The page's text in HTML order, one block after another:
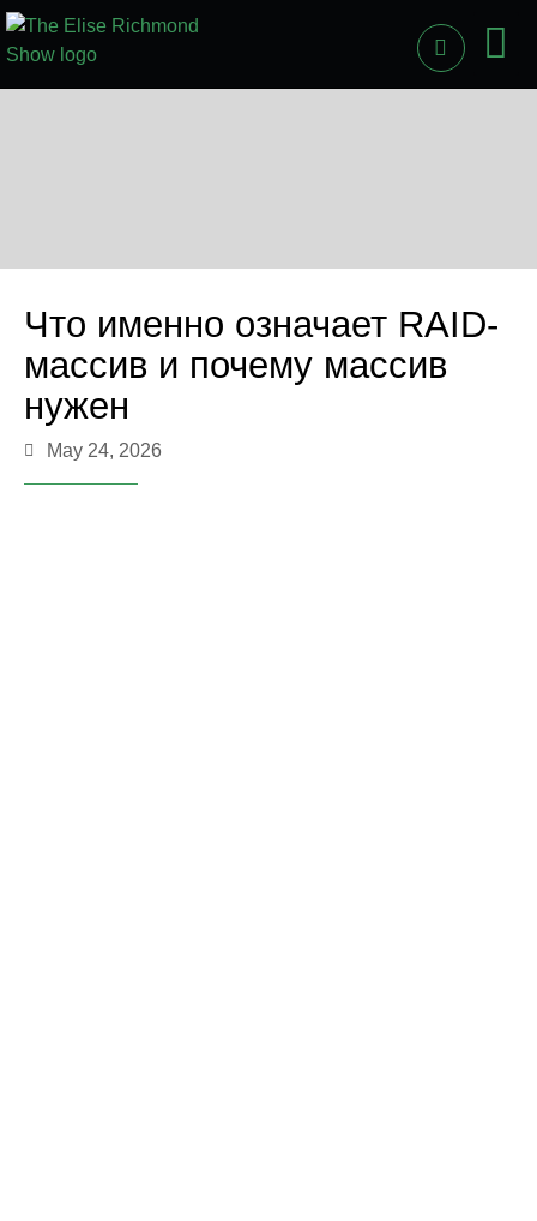
Что именно означает RAID-
массив и почему массив
нужен
May 24, 2026